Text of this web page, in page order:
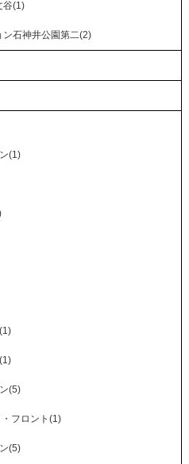
谷(1)
石神井公園第二(2)
(1)
(5)
フロント(1)
(5)